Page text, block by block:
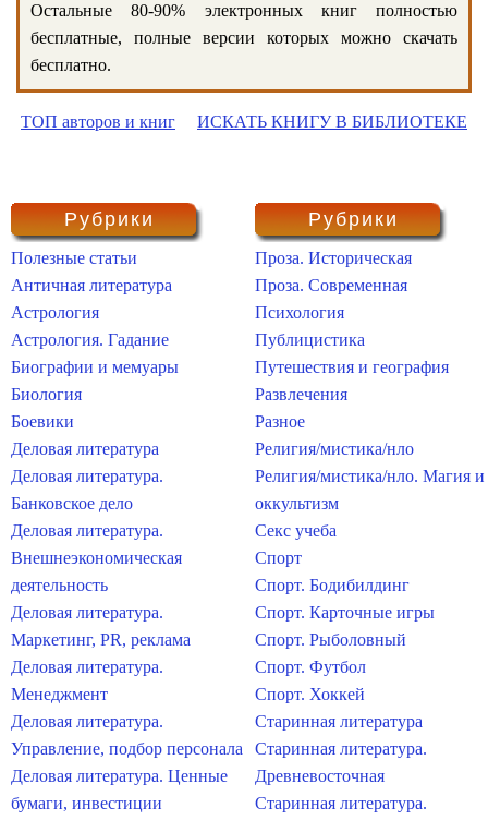
Остальные 80-90% электронных книг полностью
бесплатные, полные версии которых можно скачать
бесплатно.
ТОП авторов и книг ИСКАТЬ КНИГУ В БИБЛИОТЕКЕ
Рубрики
Полезные статьи
Античная литература
Астрология
Астрология. Гадание
Биографии и мемуары
Биология
Боевики
Деловая литература
Деловая литература.
Банковское дело
Деловая литература.
Внешнеэкономическая
деятельность
Деловая литература.
Маркетинг, PR, реклама
Деловая литература.
Менеджмент
Деловая литература.
Управление, подбор персонала
Деловая литература. Ценные
бумаги, инвестиции
Рубрики
Проза. Историческая
Проза. Современная
Психология
Публицистика
Путешествия и география
Развлечения
Разное
Религия/мистика/нло
Религия/мистика/нло. Магия и
оккультизм
Секс учеба
Спорт
Спорт. Бодибилдинг
Спорт. Карточные игры
Спорт. Рыболовный
Спорт. Футбол
Спорт. Хоккей
Старинная литература
Старинная литература.
Древневосточная
Старинная литература.